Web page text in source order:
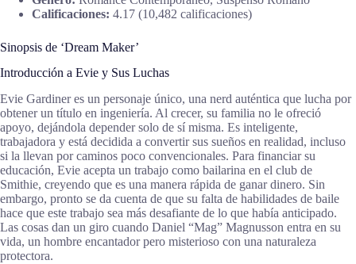
Calificaciones: 4.17 (10,482 calificaciones)
Sinopsis de ‘Dream Maker’
Introducción a Evie y Sus Luchas
Evie Gardiner es un personaje único, una nerd auténtica que lucha por
obtener un título en ingeniería. Al crecer, su familia no le ofreció
apoyo, dejándola depender solo de sí misma. Es inteligente,
trabajadora y está decidida a convertir sus sueños en realidad, incluso
si la llevan por caminos poco convencionales. Para financiar su
educación, Evie acepta un trabajo como bailarina en el club de
Smithie, creyendo que es una manera rápida de ganar dinero. Sin
embargo, pronto se da cuenta de que su falta de habilidades de baile
hace que este trabajo sea más desafiante de lo que había anticipado.
Las cosas dan un giro cuando Daniel “Mag” Magnusson entra en su
vida, un hombre encantador pero misterioso con una naturaleza
protectora.